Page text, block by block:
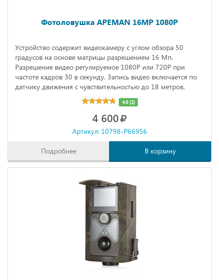
Фотоловушка APEMAN 16MP 1080P
Устройство содержит видеокамеру с углом обзора 50
градусов на основе матрицы разрешением 16 Мп.
Разрешение видео регулируемое 1080Р или 720Р при
частоте кадров 30 в секунду. Запись видео включается по
датчику движения с чувствительностью до 18 метров.
4.8 (2)
4 600
Артикул: 10798-P66956
Подробнее В корзину